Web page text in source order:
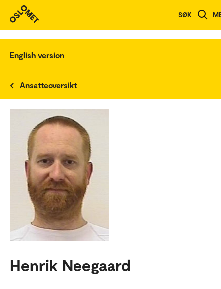
SØK
English version
Ansatteoversikt
Henrik Neegaard